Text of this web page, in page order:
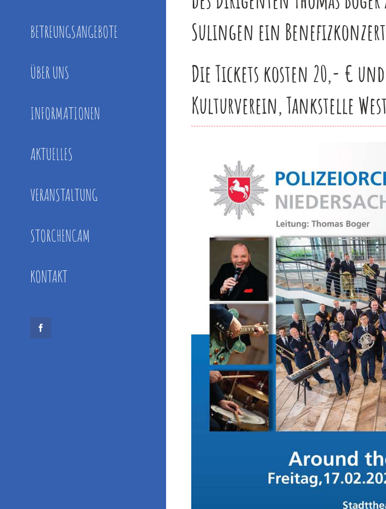
BETREUNGSANGEBOTE
ÜBER UNS
INFORMATIONEN
AKTUELLES
VERANSTALTUNG
STORCHENCAM
KONTAKT
Sulingen ein
Die Tickets kosten 20,- €
Kulturverein, Tankstelle